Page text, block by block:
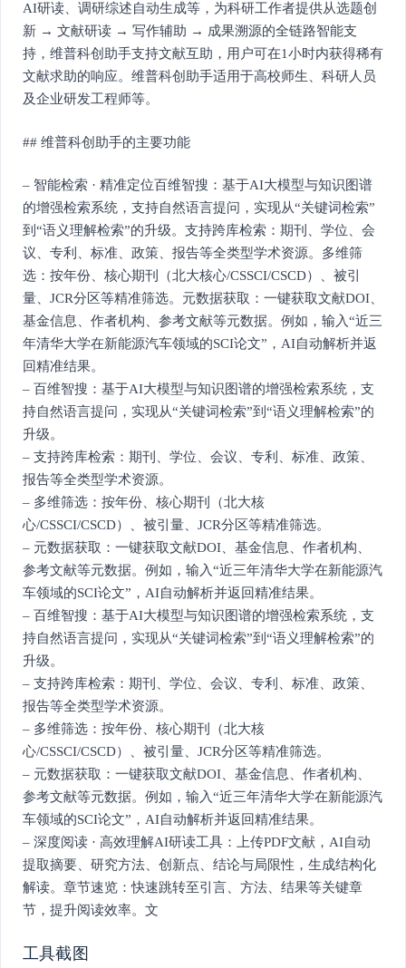
AI研读、调研综述自动生成等，为科研工作者提供从选题创
新 → 文献研读 → 写作辅助 → 成果溯源的全链路智能支
持，维普科创助手支持文献互助，用户可在1小时内获得稀有
文献求助的响应。维普科创助手适用于高校师生、科研人员
及企业研发工程师等。
## 维普科创助手的主要功能
– 智能检索 · 精准定位百维智搜：基于AI大模型与知识图谱
的增强检索系统，支持自然语言提问，实现从“关键词检索”
到“语义理解检索”的升级。支持跨库检索：期刊、学位、会
议、专利、标准、政策、报告等全类型学术资源。多维筛
选：按年份、核心期刊（北大核心/CSSCI/CSCD）、被引
量、JCR分区等精准筛选。元数据获取：一键获取文献DOI、
基金信息、作者机构、参考文献等元数据。例如，输入“近三
年清华大学在新能源汽车领域的SCI论文”，AI自动解析并返
回精准结果。
– 百维智搜：基于AI大模型与知识图谱的增强检索系统，支
持自然语言提问，实现从“关键词检索”到“语义理解检索”的
升级。
– 支持跨库检索：期刊、学位、会议、专利、标准、政策、
报告等全类型学术资源。
– 多维筛选：按年份、核心期刊（北大核
心/CSSCI/CSCD）、被引量、JCR分区等精准筛选。
– 元数据获取：一键获取文献DOI、基金信息、作者机构、
参考文献等元数据。例如，输入“近三年清华大学在新能源汽
车领域的SCI论文”，AI自动解析并返回精准结果。
– 百维智搜：基于AI大模型与知识图谱的增强检索系统，支
持自然语言提问，实现从“关键词检索”到“语义理解检索”的
升级。
– 支持跨库检索：期刊、学位、会议、专利、标准、政策、
报告等全类型学术资源。
– 多维筛选：按年份、核心期刊（北大核
心/CSSCI/CSCD）、被引量、JCR分区等精准筛选。
– 元数据获取：一键获取文献DOI、基金信息、作者机构、
参考文献等元数据。例如，输入“近三年清华大学在新能源汽
车领域的SCI论文”，AI自动解析并返回精准结果。
– 深度阅读 · 高效理解AI研读工具：上传PDF文献，AI自动
提取摘要、研究方法、创新点、结论与局限性，生成结构化
解读。章节速览：快速跳转至引言、方法、结果等关键章
节，提升阅读效率。文
工具截图